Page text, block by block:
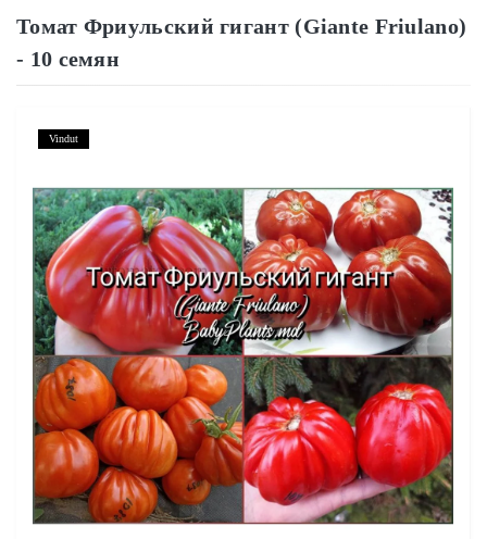
Томат Фриульский гигант (Giante Friulano)
- 10 семян
Vindut